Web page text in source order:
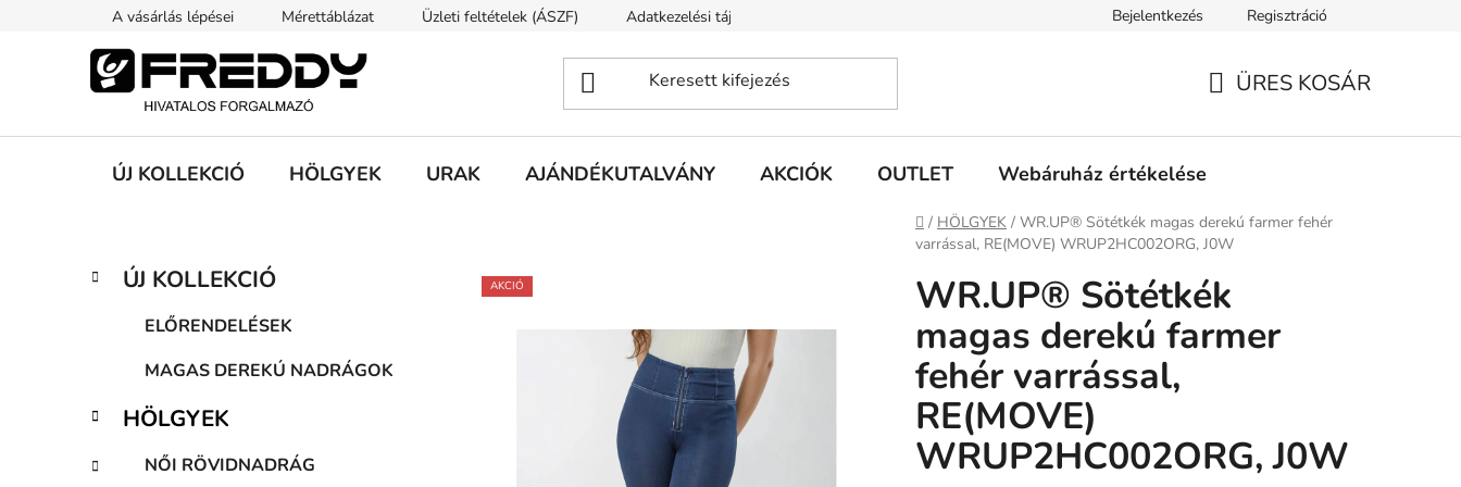
tartalomhoz
A vásárlás lépései Mérettáblázat Üzleti feltételek (ÁSZF) Adatkezelési tájékoztató Fizetési feltételek Kereskedőknek
Bejelentkezés Regisztráció
ÜRES KOSÁR
ÚJ KOLLEKCIÓ HÖLGYEK URAK AJÁNDÉKUTALVÁNY AKCIÓK OUTLET Webáruház értékelése
Kezdőlap
/ HÖLGYEK / WR.UP® Sötétkék magas derekú farmer fehér
varrással, RE(MOVE) WRUP2HC002ORG, J0W
O
s
p
Kategóriák
átugrása
K
a
r
á
k
ÚJ KOLLEKCIÓ
ELŐRENDELÉSEK
MAGAS DEREKÚ NADRÁGOK
HÖLGYEK
NŐI RÖVIDNADRÁG
WR.UP® Sötétkék
magas derekú farmer
fehér varrással,
RE(MOVE)
WRUP2HC002ORG, J0W
AKCIÓ